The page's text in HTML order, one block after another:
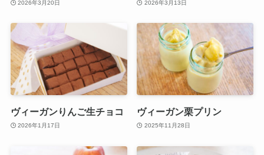
2026年3月20日 2026年3月13日
ヴィーガンりんご生チョコ
2026年1月17日
ヴィーガン栗プリン
2025年11月28日